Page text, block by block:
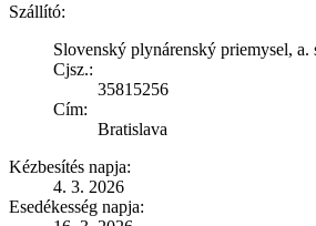
Szállító:
Slovenský plynárenský priemysel, a.
Cjsz.:
35815256
Cím:
Bratislava
Kézbesítés napja:
4. 3. 2026
Esedékesség napja: